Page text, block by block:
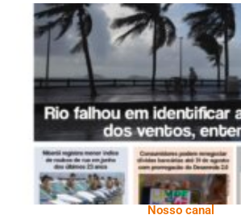
Ano X – Número 366 01 A 07
2026
Nosso canal